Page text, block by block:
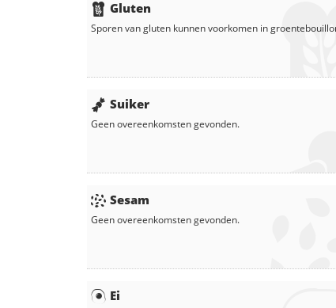
Gluten
Sporen van gluten kunnen voorkomen in
Suiker
Geen overeenkomsten gevonden.
Sesam
Geen overeenkomsten gevonden.
Ei